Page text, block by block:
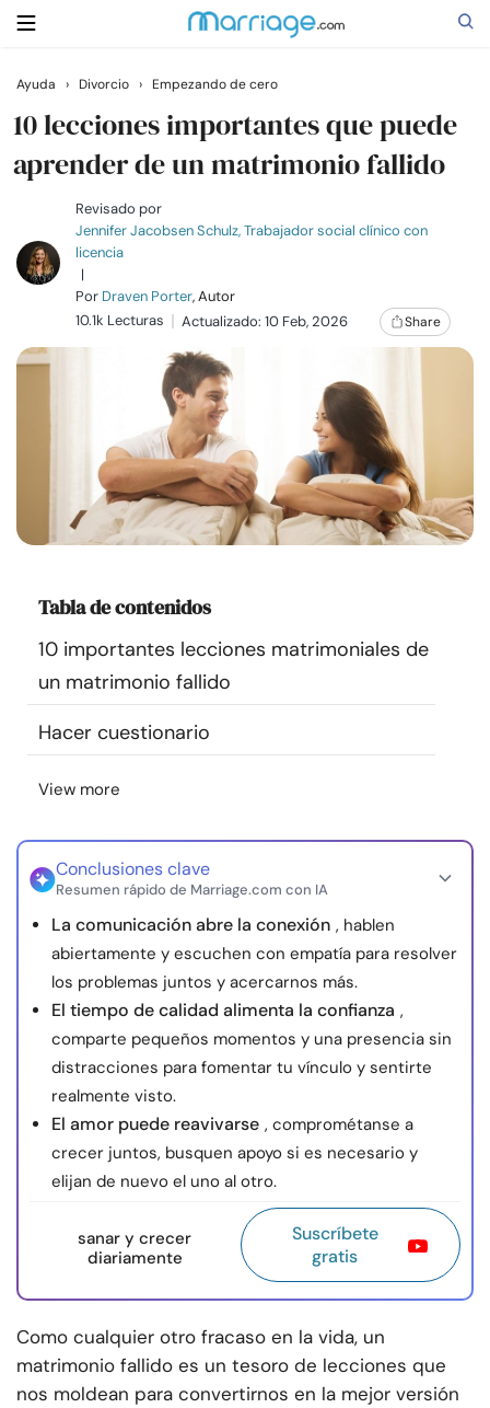
Buscar
Casarse
Relaciones
Familia
Recursos
Encuentra un terapeuta
Idioma
Sobre nosotros
Ayuda › Divorcio › Empezando de cero
10 lecciones importantes que puede
aprender de un matrimonio fallido
Revisado por
Jennifer Jacobsen Schulz, Trabajador social clínico con
licencia
|
Por Draven Porter, Autor
10.1k Lecturas
Actualizado: 10 Feb, 2026 Share
Tabla de contenidos
10 importantes lecciones matrimoniales de
un matrimonio fallido
Hacer cuestionario
View more
Conclusiones clave
Resumen rápido de Marriage.com con IA
La comunicación abre la conexión , hablen
abiertamente y escuchen con empatía para resolver
los problemas juntos y acercarnos más.
El tiempo de calidad alimenta la confianza ,
comparte pequeños momentos y una presencia sin
distracciones para fomentar tu vínculo y sentirte
realmente visto.
El amor puede reavivarse , comprométanse a
crecer juntos, busquen apoyo si es necesario y
elijan de nuevo el uno al otro.
sanar y crecer
diariamente
Suscríbete
gratis
Como cualquier otro fracaso en la vida, un
matrimonio fallido es un tesoro de lecciones que
nos moldean para convertirnos en la mejor versión